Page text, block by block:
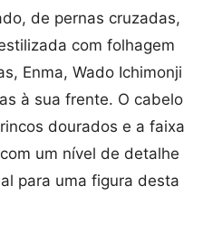
de pernas cruzadas,
com folhagem
Enma, Wado Ichimonji
à sua frente. O cabelo
dourados e a faixa
um nível de detalhe
para uma figura desta